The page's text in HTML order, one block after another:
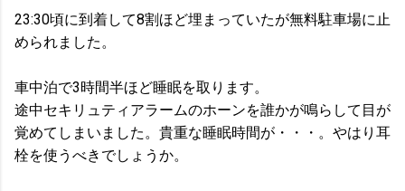
23:30頃に到着して8割ほど埋まっていたが無料駐車場に止
められました。
車中泊で3時間半ほど睡眠を取ります。
途中セキリュティアラームのホーンを誰かが鳴らして目が
覚めてしまいました。貴重な睡眠時間が・・・。やはり耳
栓を使うべきでしょうか。